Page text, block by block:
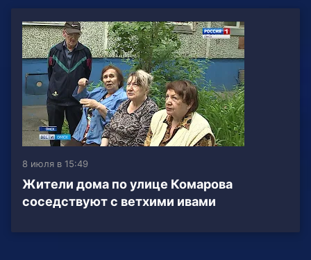
8 июля в 15:49
Жители дома по улице Комарова
соседствуют с ветхими ивами